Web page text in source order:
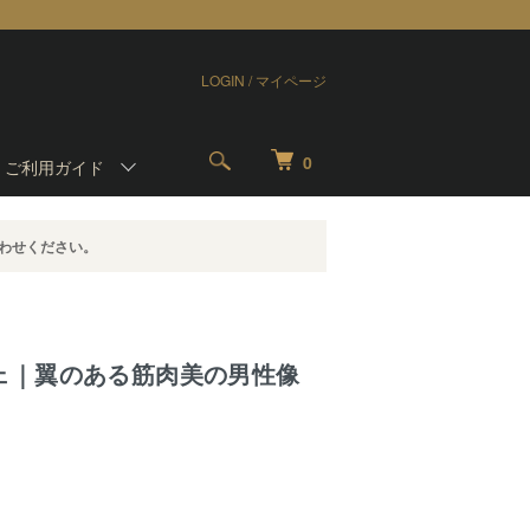
0
ご利用ガイド
LOGIN / マイページ
ください。
｜翼のある筋肉美の男性像